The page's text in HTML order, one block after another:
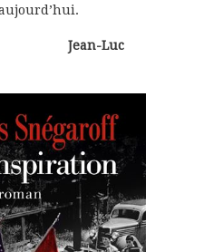
Jean-Luc